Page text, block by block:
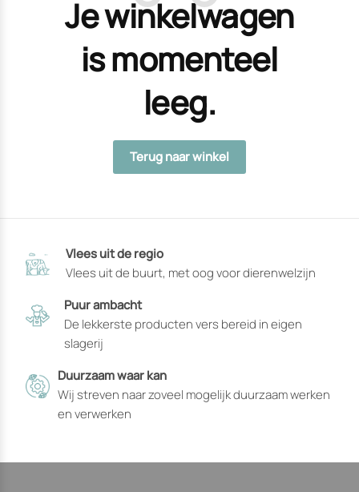
Je winkelwagen
is momenteel
leeg.
Terug naar winkel
Vlees uit de regio
Vlees uit de buurt, met oog voor dierenwelzijn
Puur ambacht
De lekkerste producten vers bereid in eigen
slagerij
Duurzaam waar kan
Wij streven naar zoveel mogelijk duurzaam werken
en verwerken